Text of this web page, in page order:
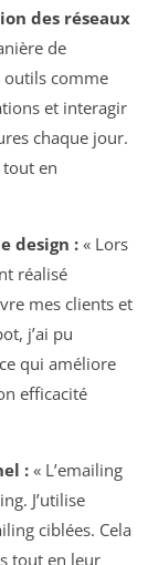
des réseaux
de
outils comme
et interagir
chaque jour.
tout en
design : « Lors
réalisé
mes clients et
j’ai pu
qui améliore
efficacité
: « L’emailing
J’utilise
ciblées. Cela
tout en leur